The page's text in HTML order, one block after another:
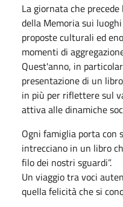
La giornata che
della Memoria sui
proposte culturali ed
momenti di
Quest'anno, in
presentazione di un
in più per riflettere sul
attiva alle dinamiche
Ogni famiglia porta con
intrecciano in un libro
filo dei nostri sguardi”.
Un viaggio tra voci
quella felicità che si